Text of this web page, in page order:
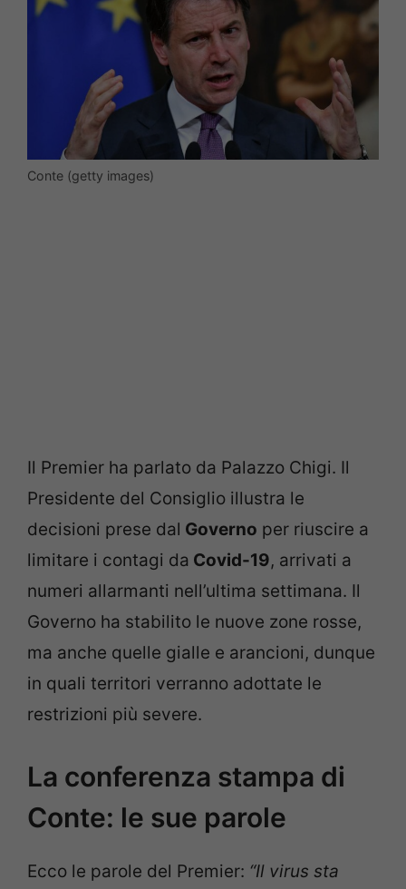
Conte (getty images)
Il Premier ha parlato da Palazzo Chigi. Il
Presidente del Consiglio illustra le
decisioni prese dal Governo per riuscire a
limitare i contagi da Covid-19, arrivati a
numeri allarmanti nell’ultima settimana. Il
Governo ha stabilito le nuove zone rosse,
ma anche quelle gialle e arancioni, dunque
in quali territori verranno adottate le
restrizioni più severe.
La conferenza stampa di
Conte: le sue parole
Ecco le parole del Premier: “Il virus sta